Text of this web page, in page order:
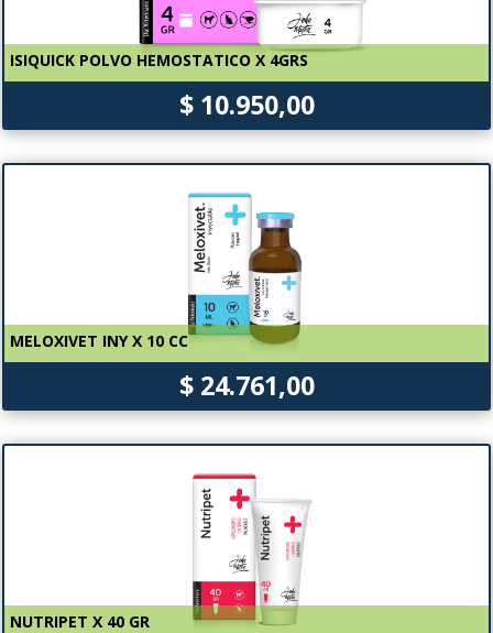
ISIQUICK POLVO HEMOSTATICO X 4GRS
$ 10.950,00
MELOXIVET INY X 10 CC
$ 24.761,00
NUTRIPET X 40 GR